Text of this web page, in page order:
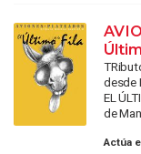
desde
EL
de
Actúa